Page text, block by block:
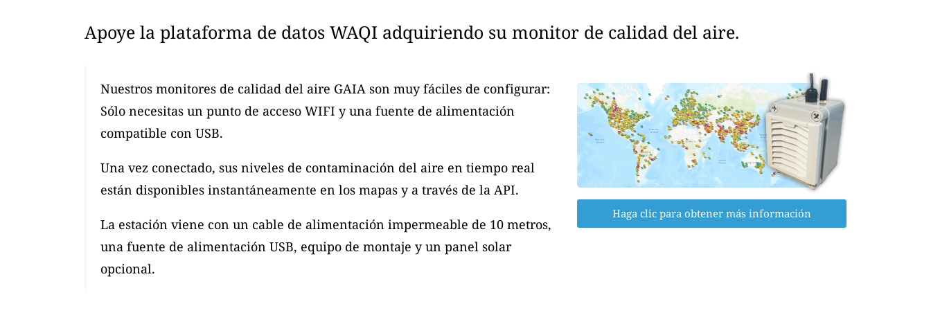
Apoye la plataforma de datos WAQI adquiriendo su monitor de calidad del aire.
Nuestros monitores de calidad del aire GAIA son muy fáciles de configurar:
Sólo necesitas un punto de acceso WIFI y una fuente de alimentación
compatible con USB.
Una vez conectado, sus niveles de contaminación del aire en tiempo real
están disponibles instantáneamente en los mapas y a través de la API.
La estación viene con un cable de alimentación impermeable de 10 metros,
una fuente de alimentación USB, equipo de montaje y un panel solar
opcional.
Haga clic para obtener más información